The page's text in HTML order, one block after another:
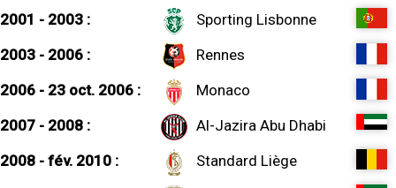
2001 - 2003 :
Sporting Lisbonne
2003 - 2006 :
Rennes
2006 - 23 oct. 2006 :
Monaco
2007 - 2008 :
Al-Jazira Abu Dhabi
2008 - fév. 2010 :
Standard Liège